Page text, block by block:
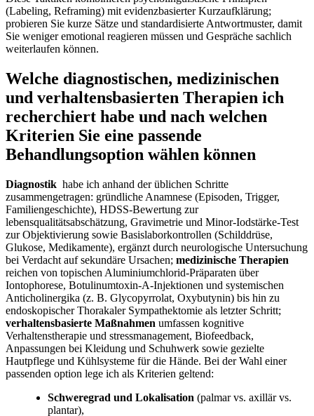
(Labeling, ​Reframing) mit evidenzbasierter Kurzaufklärung;
probieren Sie ​kurze Sätze und standardisierte Antwortmuster, damit
Sie weniger emotional reagieren müssen und Gespräche sachlich⁣
weiterlaufen können.
Welche diagnostischen, medizinischen
und verhaltensbasierten Therapien ich
recherchiert habe⁣ und ⁣nach welchen
Kriterien Sie eine passende​
Behandlungsoption wählen⁢ können
Diagnostik ⁣ habe ⁤ich anhand der üblichen Schritte
zusammengetragen: gründliche Anamnese (Episoden, Trigger,
Familiengeschichte), HDSS-Bewertung zur
lebensqualitätsabschätzung, Gravimetrie und Minor-Iodstärke-Test
zur Objektivierung sowie ⁣Basislaborkontrollen (Schilddrüse,
Glukose,​ Medikamente),⁢ ergänzt durch neurologische⁤ Untersuchung
bei Verdacht auf sekundäre ‍Ursachen; medizinische Therapien
reichen von ⁣topischen Aluminiumchlorid-Präparaten über‌
Iontophorese, ⁢Botulinumtoxin-A-Injektionen und systemischen
Anticholinergika (z. B.⁤ Glycopyrrolat, Oxybutynin) ‍bis hin ⁢zu
⁢endoskopischer Thorakaler ​Sympathektomie ‌als letzter Schritt;
verhaltensbasierte Maßnahmen umfassen⁢ kognitive
⁣Verhaltenstherapie und stressmanagement, Biofeedback,
Anpassungen bei Kleidung und​ Schuhwerk sowie ⁤gezielte
Hautpflege und Kühlsysteme⁣ für die Hände. Bei der Wahl einer
passenden option lege ich als Kriterien geltend:
Schweregrad ​und Lokalisation (palmar vs. axillär ⁢vs.
plantar),